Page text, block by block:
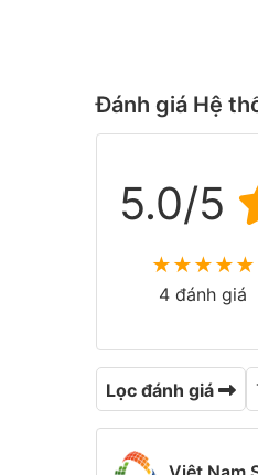
Đánh giá Hệ
5.0/5
★★★★★
4 đánh giá
Lọc đánh giá